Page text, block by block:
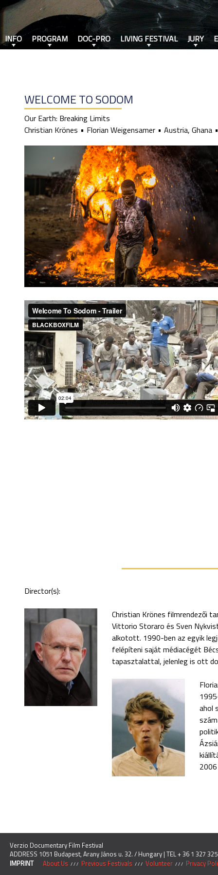
WELCOME TO SODOM
Our Earth: Breaking Limits
Christian Krönes
Florian Weigensamer Austria, Ghana
Director(s):
Christian Krönes filmrendezői
Vittorio Storaro és Sven
alkotott. 1990-ben az egyik
felépíteni saját médiacégét
tapasztalattal, jelenleg is ott
ahol
INFO PROGRAM DOC-PRO LIVING FESTIVAL JURY
Verzio Documentary Film Festival
ADDRESS 1051 Budapest, Arany János u. 32. / Hungary | TEL + 36 1 327
IMPRINT
About Us Previous Festivals Volunteer Privacy